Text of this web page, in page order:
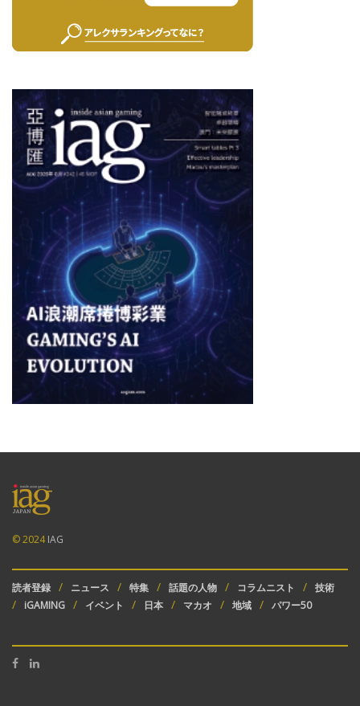
© 2024IAG
読者登録 ニュース 特集 話題の人物 コラムニスト
技術
iGAMING
イベント 日本 マカオ 地域 パワー50